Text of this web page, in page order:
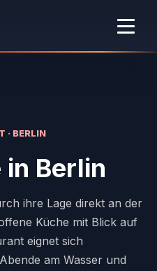
· BERLIN
in Berlin
ihre Lage direkt an der
Küche mit Blick auf
eignet sich
am Wasser und